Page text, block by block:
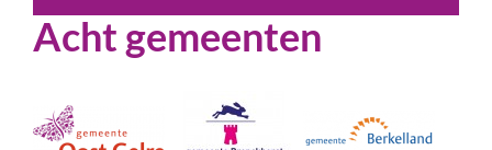
Acht gemeenten